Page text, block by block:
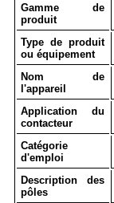
Gamme de
produit
Type de produit
ou équipement
Nom de
l'appareil
Application du
contacteur
Catégorie
d'emploi
Description des
pôles